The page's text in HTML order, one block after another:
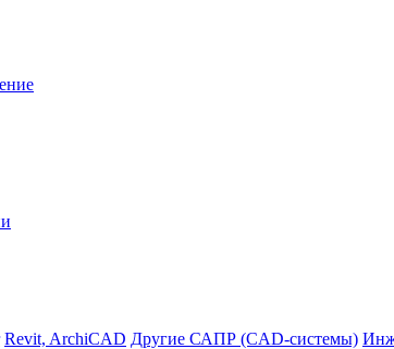
Revit, ArchiCAD Другие САПР (CAD-системы)